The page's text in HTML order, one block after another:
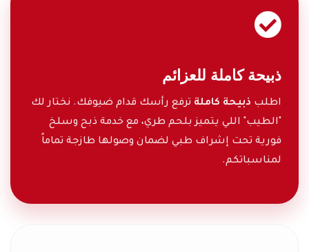
ذبيحة كاملة للعزائم
اطلب ذبيحة كاملة ترفع رأسك قدام ضيوفك. نختار لك
"الطيب" اللي يتميز بلحم طري، مع خدمة ذبح وسلخ
فورية تحت إشراف طبي لضمان وصولها طازجة تماماً
لمناسباتكم.